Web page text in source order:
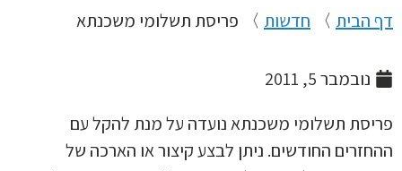
〉חדשות〉פריסת תשלומי משכנתא
נובמבר 5, 2011
תשלומי משכנתא נועדה על מנת להקל עם
החודשים. ניתן לבצע קיצור או הארכה של